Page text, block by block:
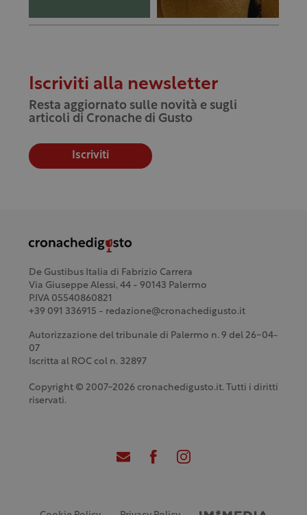
Iscriviti alla newsletter
Resta aggiornato sulle novità e sugli
articoli di Cronache di Gusto
Iscriviti
De Gustibus Italia di Fabrizio Carrera
Via Giuseppe Alessi, 44 - 90143 Palermo
P.IVA 05540860821
+39 091 336915 - redazione@cronachedigusto.it
Autorizzazione del tribunale di Palermo n. 9 del 26-04-
07
Iscritta al ROC col n. 32897
Copyright © 2007-2026 cronachedigusto.it. Tutti i diritti
riservati.